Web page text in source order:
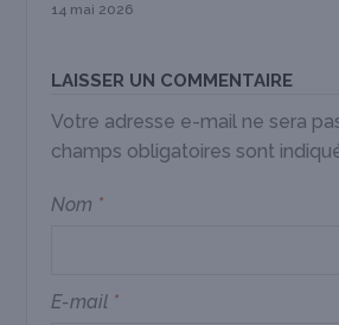
14 mai 2026
LAISSER UN COMMENTAIRE
Votre adresse e-mail ne sera
champs obligatoires sont
Nom *
E-mail *